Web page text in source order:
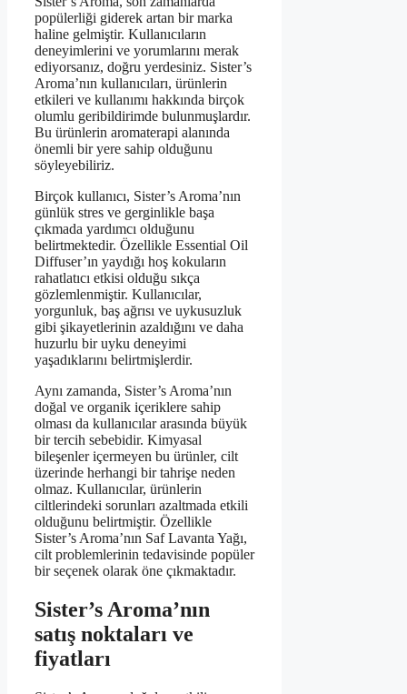
popülerliği giderek artan bir marka
haline gelmiştir. Kullanıcıların
deneyimlerini ve yorumlarını merak
ediyorsanız, doğru yerdesiniz. Sister’s
Aroma’nın kullanıcıları, ürünlerin
etkileri ve kullanımı hakkında birçok
olumlu geribildirimde bulunmuşlardır.
Bu ürünlerin aromaterapi alanında
önemli bir yere sahip olduğunu
söyleyebiliriz.
Birçok kullanıcı, Sister’s Aroma’nın
günlük stres ve gerginlikle başa
çıkmada yardımcı olduğunu
belirtmektedir. Özellikle Essential Oil
Diffuser’ın yaydığı hoş kokuların
rahatlatıcı etkisi olduğu sıkça
gözlemlenmiştir. Kullanıcılar,
yorgunluk, baş ağrısı ve uykusuzluk
gibi şikayetlerinin azaldığını ve daha
huzurlu bir uyku deneyimi
yaşadıklarını belirtmişlerdir.
Aynı zamanda, Sister’s Aroma’nın
doğal ve organik içeriklere sahip
olması da kullanıcılar arasında büyük
bir tercih sebebidir. Kimyasal
bileşenler içermeyen bu ürünler, cilt
üzerinde herhangi bir tahrişe neden
olmaz. Kullanıcılar, ürünlerin
ciltlerindeki sorunları azaltmada etkili
olduğunu belirtmiştir. Özellikle
Sister’s Aroma’nın Saf Lavanta Yağı,
cilt problemlerinin tedavisinde popüler
bir seçenek olarak öne çıkmaktadır.
Sister’s Aroma’nın
satış noktaları ve
fiyatları